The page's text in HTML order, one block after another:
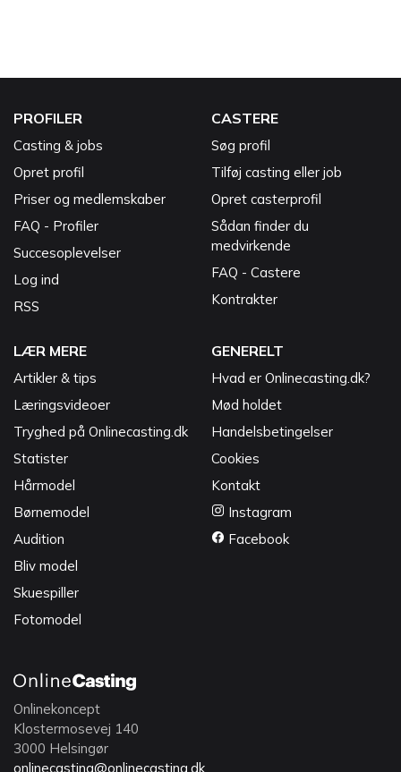
PROFILER
Casting & jobs
Opret profil
Priser og medlemskaber
FAQ - Profiler
Succesoplevelser
Log ind
RSS
CASTERE
Søg profil
Tilføj casting eller job
Opret casterprofil
Sådan finder du
medvirkende
FAQ - Castere
Kontrakter
LÆR MERE
Artikler & tips
Læringsvideoer
Tryghed på Onlinecasting.dk
Statister
Hårmodel
Børnemodel
Audition
Bliv model
Skuespiller
Fotomodel
GENERELT
Hvad er Onlinecasting.dk?
Mød holdet
Handelsbetingelser
Cookies
Kontakt
Instagram
Facebook
Onlinekoncept
Klostermosevej 140
3000 Helsingør
onlinecasting@onlinecasting.dk